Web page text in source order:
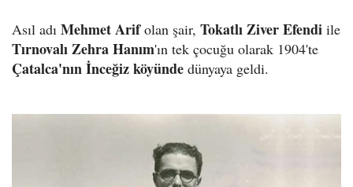
Asıl adı Mehmet Arifolan şair, Tokatlı Ziver Efendi ile
Tırnovalı Zehra Hanım'ın tek çocuğu olarak 1904'te
Çatalca'nın İnceğiz köyünde dünyaya geldi.